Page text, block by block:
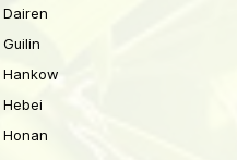
Dairen
Guilin
Hankow
Hebei
Honan